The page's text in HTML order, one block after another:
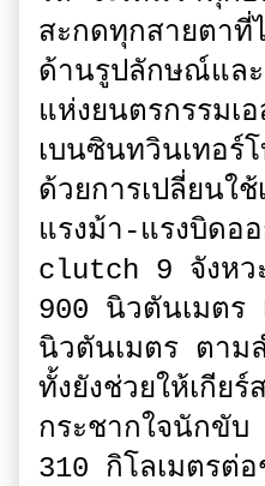
สะกดทุกสายตา
ด้านรูปลักษณ์แล
แห่งยนตรกรรมเ
เบนซินทวินเทอ
ด้วยการเปลี่ยนใ
แรงม้า-แรงบิดอ
clutch 9 จังหว
900 นิวตันเมต
นิวตันเมตร ตาม
ทั้งยังช่วยให้เกีย
กระชากใจนักขั
310 กิโลเมตรต่อ